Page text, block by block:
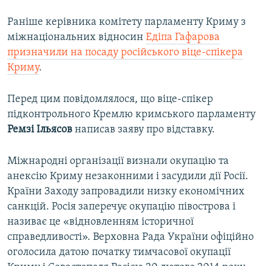
Раніше керівника комітету парламенту Криму з
міжнаціональних відносин Едіпа Гафарова
призначили на посаду російського віце-спікера
Криму.
Перед цим повідомлялося, що віце-спікер
підконтрольного Кремлю кримського парламенту
Ремзі Ільясов написав заяву про відставку.
Міжнародні організації визнали окупацію та
анексію Криму незаконними і засудили дії Росії.
Країни Заходу запровадили низку економічних
санкцій. Росія заперечує окупацію півострова і
називає це «відновленням історичної
справедливості». Верховна Рада України офіційно
оголосила датою початку тимчасової окупації